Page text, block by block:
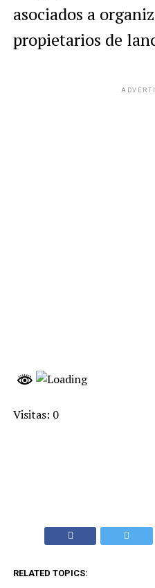
asociados a
propietarios de
Visitas: 0
RELATED TOPICS: